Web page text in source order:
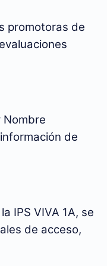
promotoras de
Nombre
de
IPS VIVA 1A, se
de acceso,